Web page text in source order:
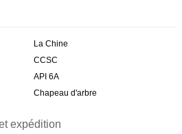
La Chine
CCSC
API 6A
Chapeau d'arbre
expédition